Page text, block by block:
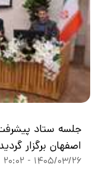
جلسه ستاد
اصفهان برگزار
1405/03/26 - 20:02